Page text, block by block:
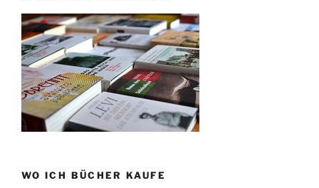
WO ICH BÜCHER KAUFE